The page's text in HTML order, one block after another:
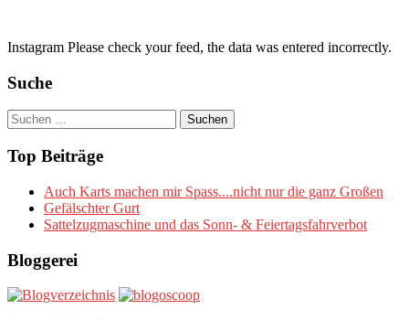
Instagram Please check your feed, the data was entered incorrectly.
Suche
Suchen
nach:
Top Beiträge
Auch Karts machen mir Spass....nicht nur die ganz Großen
Gefälschter Gurt
Sattelzugmaschine und das Sonn- & Feiertagsfahrverbot
Bloggerei